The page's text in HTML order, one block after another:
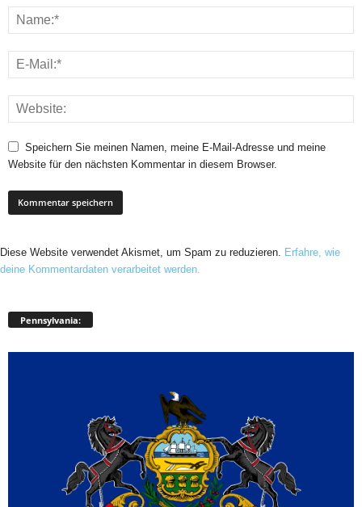
Speichern Sie meinen Namen, meine E-Mail-Adresse und meine
Website für den nächsten Kommentar in diesem Browser.
Diese Website verwendet Akismet, um Spam zu reduzieren. Erfahre, wie
deine Kommentardaten verarbeitet werden.
Pennsylvania: